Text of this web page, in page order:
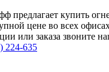
предлагает купить
цене во всех
или заказа звоните
224-635